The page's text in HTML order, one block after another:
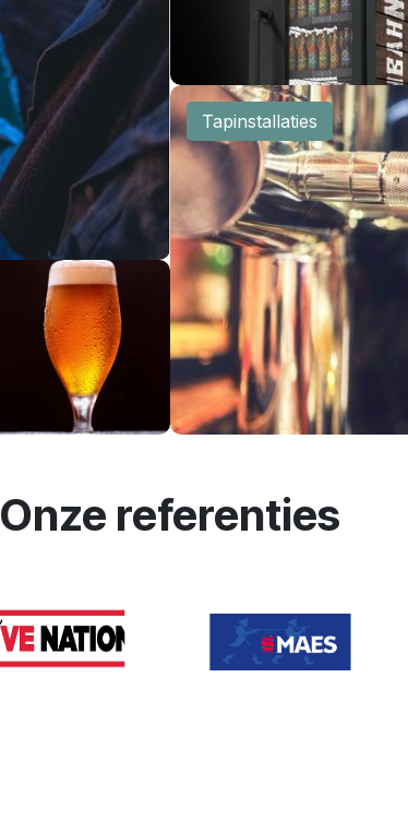
Tapinstallaties
Onze referenties